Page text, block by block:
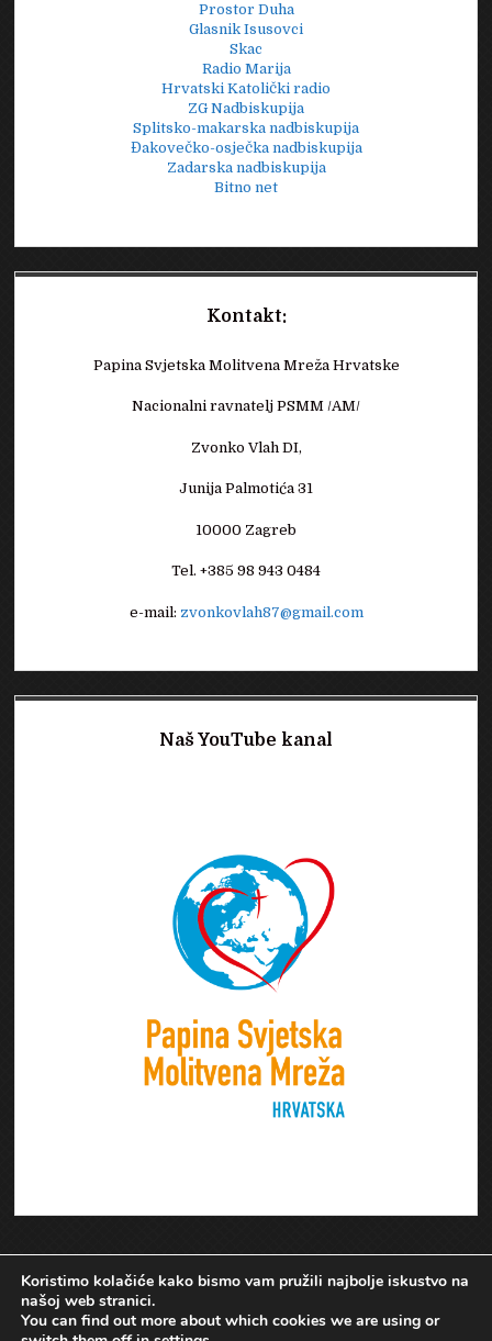
Prostor Duha
Glasnik Isusovci
Skac
Radio Marija
Hrvatski Katolički radio
ZG Nadbiskupija
Splitsko-makarska nadbiskupija
Đakovečko-osječka nadbiskupija
Zadarska nadbiskupija
Bitno net
Kontakt:
Papina Svjetska Molitvena Mreža Hrvatske
Nacionalni ravnatelj PSMM /AM/
Zvonko Vlah DI,
Junija Palmotića 31
10000 Zagreb
Tel. +385 98 943 0484
e-mail: zvonkovlah87@gmail.com
Naš YouTube kanal
Koristimo kolačiće kako bismo vam pružili najbolje iskustvo na
našoj web stranici.
You can find out more about which cookies we are using or